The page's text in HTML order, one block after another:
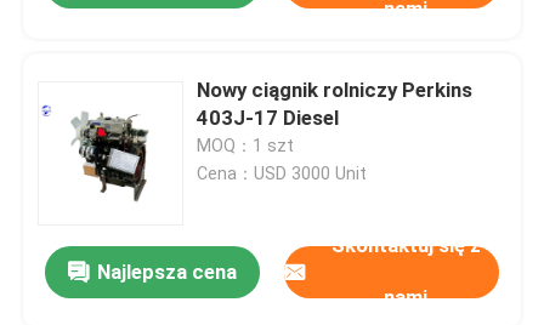
nami
Nowy ciągnik rolniczy Perkins
403J-17 Diesel
MOQ：1 szt
Cena：USD 3000 Unit
Najlepsza cena
Skontaktuj się z
nami